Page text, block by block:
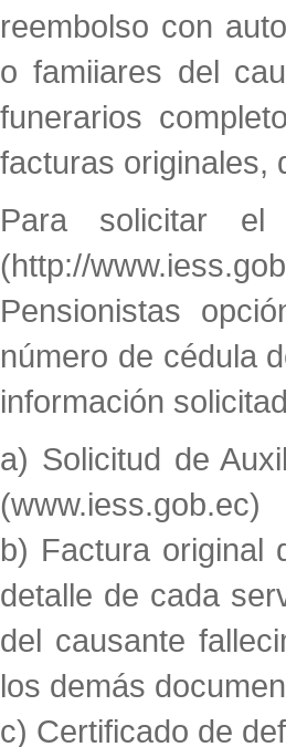
reembolso con
o famiiares del
funerarios
facturas originales,
Para solicitar el
(http://
Pensionistas
número de cédula
información
a) Solicitud de
(www.iess.gob.ec)
b) Factura original
detalle de cada
del causante
los demás
c) Certificado de